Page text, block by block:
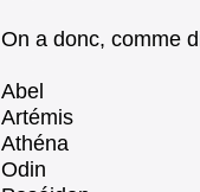
On a donc, comme
Abel
Artémis
Athéna
Odin